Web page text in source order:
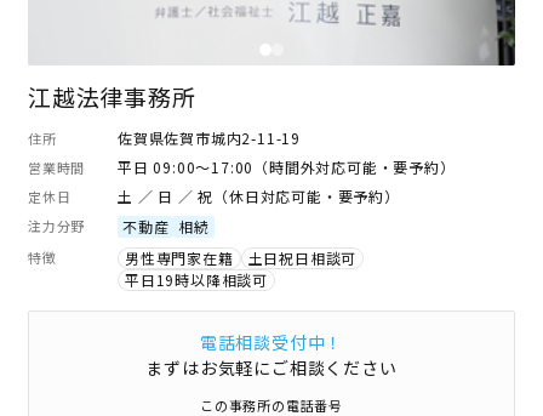
江越法律事務所
住所 佐賀県佐賀市城内2-11-19
営業時間 平日 09:00～17:00（時間外対応可能・要予約）
定休日 土 ／ 日 ／ 祝（休日対応可能・要予約）
注力分野 不動産 相続
特徴 男性専門家在籍
土日祝日相談可
平日19時以降相談可
電話相談受付中！
まずはお気軽にご相談ください
この事務所の電話番号